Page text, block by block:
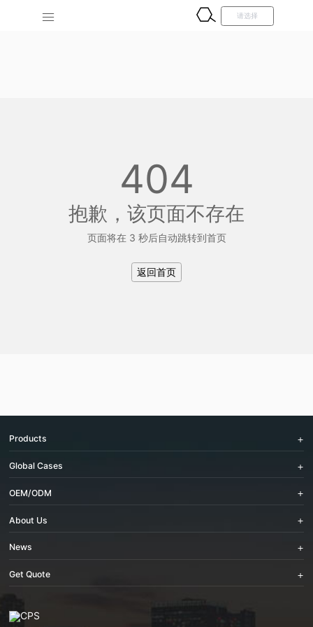
404
抱歉，该页面不存在
页面将在 3 秒后自动跳转到首页
返回首页
Products
Global Cases
OEM/ODM
About Us
News
Get Quote